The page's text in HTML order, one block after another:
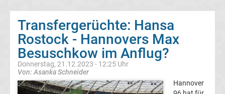
FC
Heidenheim
1846
Transfergerüchte
Transfergerüchte: Hansa
Rostock - Hannovers Max
Besuschkow im Anflug?
Donnerstag, 21.12.2023 - 12:25 Uhr
Von: Asanka Schneider
Hannover